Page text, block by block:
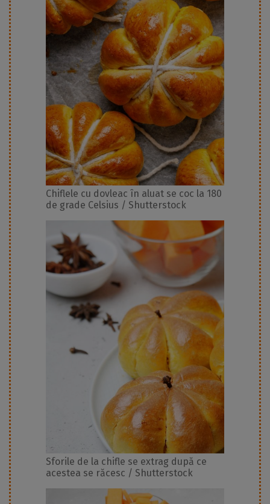
Chiflele cu dovleac în aluat se coc la 180
de grade Celsius / Shutterstock
Sforile de la chifle se extrag după ce
acestea se răcesc / Shutterstock